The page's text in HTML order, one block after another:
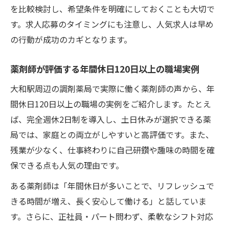
を比較検討し、希望条件を明確にしておくことも大切で
す。求人応募のタイミングにも注意し、人気求人は早め
の行動が成功のカギとなります。
薬剤師が評価する年間休日120日以上の職場実例
大和駅周辺の調剤薬局で実際に働く薬剤師の声から、年
間休日120日以上の職場の実例をご紹介します。たとえ
ば、完全週休2日制を導入し、土日休みが選択できる薬
局では、家庭との両立がしやすいと高評価です。また、
残業が少なく、仕事終わりに自己研鑽や趣味の時間を確
保できる点も人気の理由です。
ある薬剤師は「年間休日が多いことで、リフレッシュで
きる時間が増え、長く安心して働ける」と話していま
す。さらに、正社員・パート問わず、柔軟なシフト対応